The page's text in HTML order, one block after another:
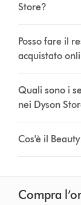
Store?
Posso fare il
acquistato
Quali sono i
nei Dyson
Cos'è il
Compra